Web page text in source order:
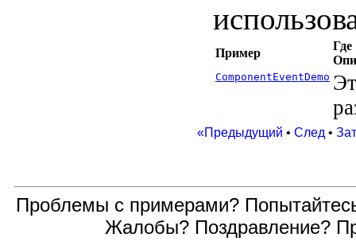
Пример
Где
ComponentEventDemo
«Предыдущий • След •
Проблемы с примерами?
Жалобы? Поздравление?